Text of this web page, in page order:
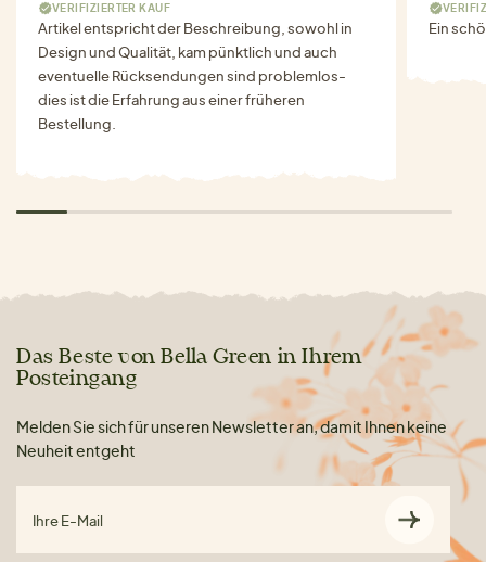
VERIFIZIERTER KAUF
Artikel entspricht der Beschreibung, sowohl in
Design und Qualität, kam pünktlich und auch
eventuelle Rücksendungen sind problemlos-
dies ist die Erfahrung aus einer früheren
Bestellung.
Ein
Das Beste von Bella Green in Ihrem
Posteingang
Melden Sie sich für unseren Newsletter an, damit Ihnen keine
Neuheit entgeht
Ihre E-Mail